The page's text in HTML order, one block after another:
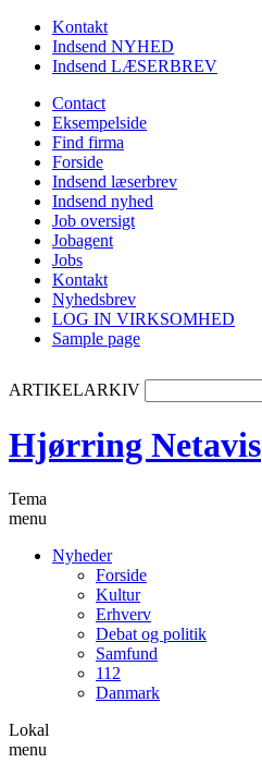
Kontakt
Indsend NYHED
Indsend LÆSERBREV
Contact
Eksempelside
Find firma
Forside
Indsend læserbrev
Indsend nyhed
Job oversigt
Jobagent
Jobs
Kontakt
Nyhedsbrev
LOG IN VIRKSOMHED
Sample page
ARTIKELARKIV
Hjørring Netavis
Tema
menu
Nyheder
Forside
Kultur
Erhverv
Debat og politik
Samfund
112
Danmark
Lokal
menu